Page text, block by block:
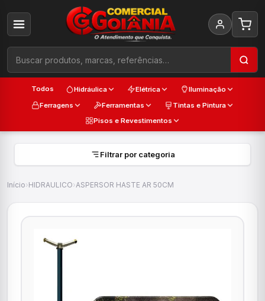
Todos Hidráulica Elétrica
Iluminação
Ferragens
Ferramentas
Tintas e Pintura
Pisos e Revestimentos
Filtrar por categoria
Início›HIDRAULICO›ASPERSOR HASTE AR 50CM